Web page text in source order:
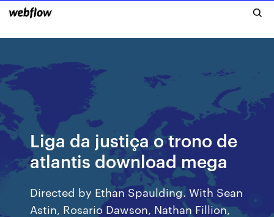
Liga da justiça o trono de
atlantis download mega
Directed by Ethan Spaulding. With Sean
Astin, Rosario Dawson, Nathan Fillion,